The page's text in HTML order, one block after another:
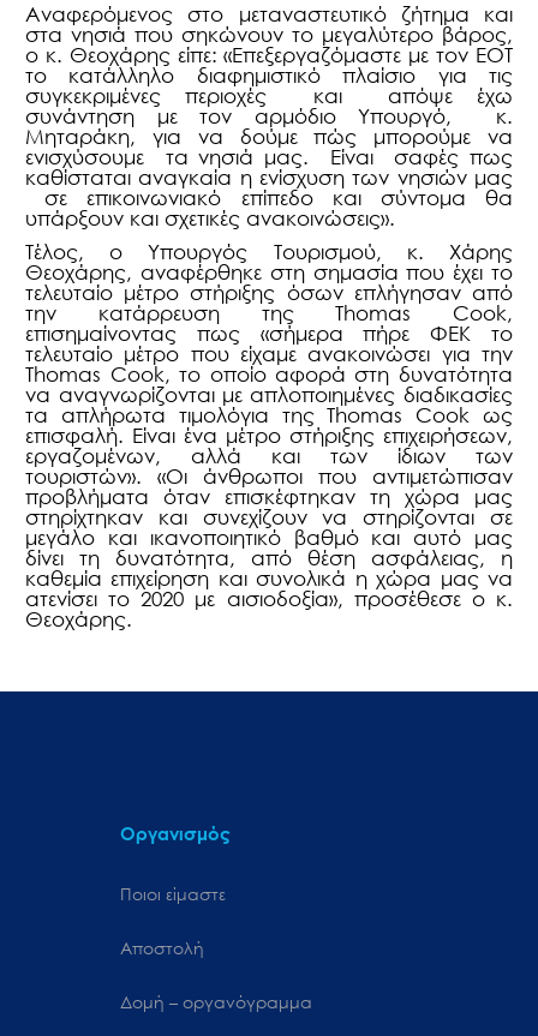
Αναφερόμενος στο μεταναστευτικό ζήτημα και
στα νησιά που σηκώνουν το μεγαλύτερο βάρος,
ο κ. Θεοχάρης είπε: «Επεξεργαζόμαστε με τον ΕΟΤ
το κατάλληλο διαφημιστικό πλαίσιο για τις
συγκεκριμένες περιοχές και απόψε έχω
συνάντηση με τον αρμόδιο Υπουργό, κ.
Μηταράκη, για να δούμε πώς μπορούμε να
ενισχύσουμε τα νησιά μας. Είναι σαφές πως
καθίσταται αναγκαία η ενίσχυση των νησιών μας
σε επικοινωνιακό επίπεδο και σύντομα θα
υπάρξουν και σχετικές ανακοινώσεις».
Τέλος, ο Υπουργός Τουρισμού, κ. Χάρης
Θεοχάρης, αναφέρθηκε στη σημασία που έχει το
τελευταίο μέτρο στήριξης όσων επλήγησαν από
την κατάρρευση τηςThomas Cook,
επισημαίνοντας πως «σήμερα πήρε ΦΕΚ το
τελευταίο μέτρο που είχαμε ανακοινώσει για την
Thomas Cook, το οποίο αφορά στη δυνατότητα
να αναγνωρίζονται με απλοποιημένες διαδικασίες
τα απλήρωτα τιμολόγια τηςThomas Cook ως
επισφαλή. Είναι ένα μέτρο στήριξης επιχειρήσεων,
εργαζομένων, αλλά και των ίδιων των
τουριστών». «Οι άνθρωποι που αντιμετώπισαν
προβλήματα όταν επισκέφτηκαν τη χώρα μας
στηρίχτηκαν και συνεχίζουν να στηρίζονται σε
μεγάλο και ικανοποιητικό βαθμό και αυτό μας
δίνει τη δυνατότητα, από θέση ασφάλειας, η
καθεμία επιχείρηση και συνολικά η χώρα μας να
ατενίσει το 2020 με αισιοδοξία», προσέθεσε ο κ.
Θεοχάρης.
Οργανισμός
Ποιοι είμαστε
Αποστολή
Δομή – οργανόγραμμα